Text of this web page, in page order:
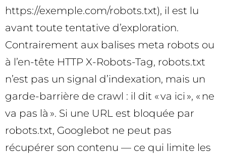
https://exemple.com/robots.txt), il est lu
avant toute tentative d’exploration.
Contrairement aux balises meta robots ou
à l’en-tête HTTP X-Robots-Tag, robots.txt
n’est pas un signal d’indexation, mais un
garde-barrière de crawl : il dit « va ici », « ne
va pas là ». Si une URL est bloquée par
robots.txt, Googlebot ne peut pas
récupérer son contenu — ce qui limite les